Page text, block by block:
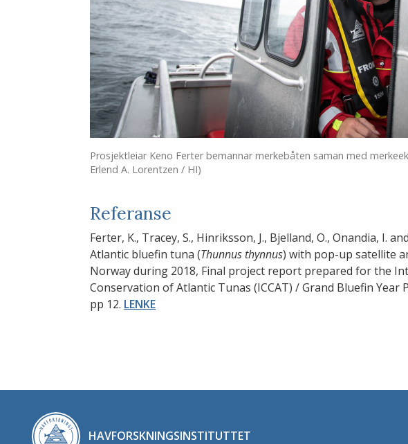
Prosjektleiar Keno Ferter bemannar merkebåten saman med
Erlend A. Lorentzen / HI)
Referanse
Ferter, K., Tracey, S., Hinriksson, J., Bjelland, O., Onandia, I.
Atlantic bluefin tuna (Thunnus thynnus) with pop-up satellite
Norway during 2018, Final project report prepared for the
Conservation of Atlantic Tunas (ICCAT) / Grand Bluefin Year
pp 12. LENKE
HAVFORSKNINGSINSTITUTTET